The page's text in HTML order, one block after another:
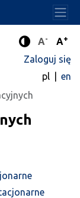
Tryb
A- A+
Zaloguj się
pl
en